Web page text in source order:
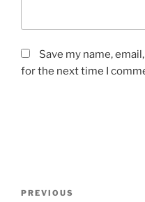
Save my name,
for the next time I
Previous
PREVIOUS